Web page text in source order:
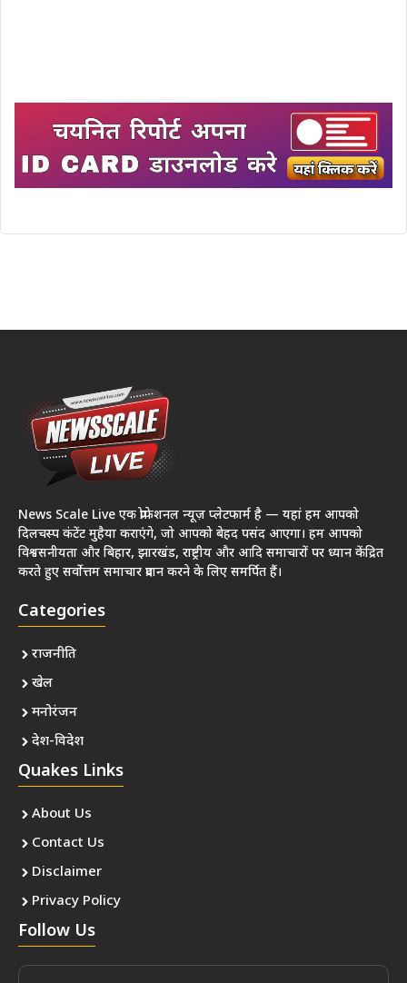
News Scale Live एक प्रोफेशनल न्यूज़ प्लेटफार्म है — यहां हम आपको
दिलचस्प कंटेंट मुहैया कराएंगे, जो आपको बेहद पसंद आएगा। हम आपको
विश्वसनीयता और बिहार, झारखंड, राष्ट्रीय और आदि समाचारों पर ध्यान केंद्रित
करते हुए सर्वोत्तम समाचार प्रदान करने के लिए समर्पित हैं।
Categories
राजनीति
खेल
मनोरंजन
देश-विदेश
Quakes Links
About Us
Contact Us
Disclaimer
Privacy Policy
Follow Us